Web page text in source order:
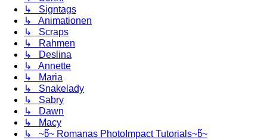
↳ Signtags
↳ Animationen
↳ Scraps
↳ Rahmen
↳ Deslina
↳ Annette
↳ Maria
↳ Snakelady
↳ Sabry
↳ Dawn
↳ Macy
↳ ~წ~ Romanas PhotoImpact Tutorials~წ~